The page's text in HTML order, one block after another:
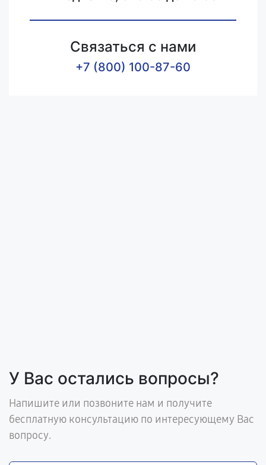
Связаться с нами
+7 (800) 100-87-60
У Вас остались вопросы?
Напишите или позвоните нам и получите
бесплатную консультацию по интересующему Вас
вопросу.